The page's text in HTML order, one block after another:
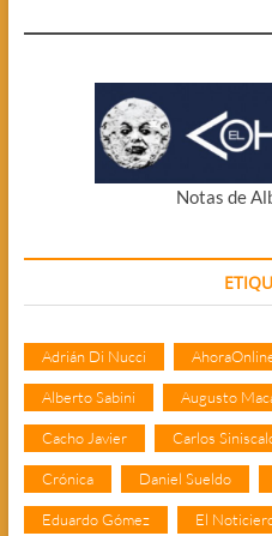
Notas de
Adrián Di Nucci
Alberto Sabini Augusto
Cacho Javier Carlos
Crónica Daniel Sueldo
Eduardo Gómez El